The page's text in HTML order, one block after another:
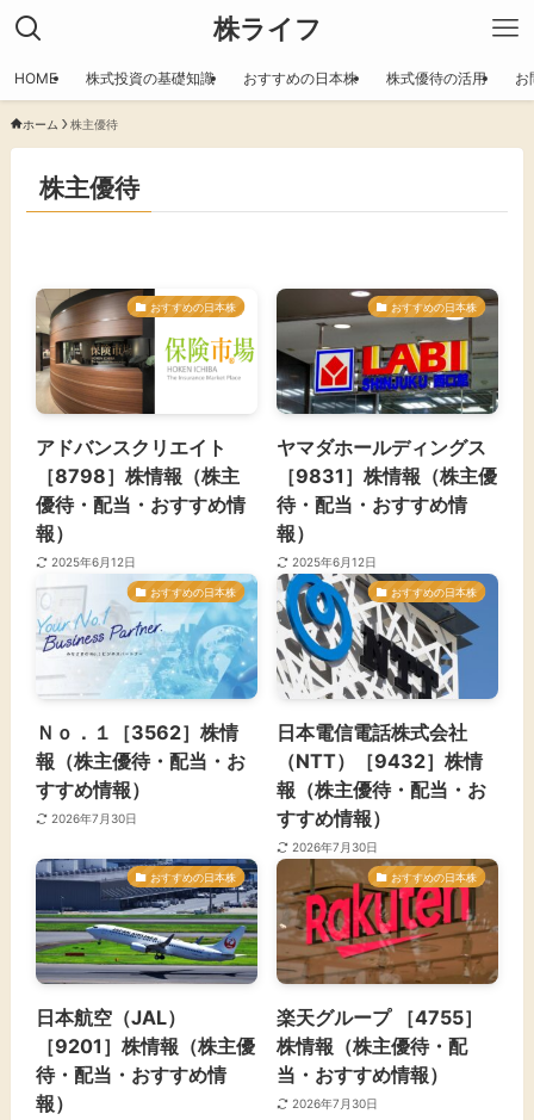
株ライフ
HOME 株式投資の基礎知識 おすすめの日本株 株式優待の活用 お
ホーム 株主優待
株主優待
おすすめの日本株
アドバンスクリエイト
［8798］株情報（株主
優待・配当・おすすめ情
報）
2025年6月12日
おすすめの日本株
ヤマダホールディングス
［9831］株情報（株主優
待・配当・おすすめ情
報）
2025年6月12日
おすすめの日本株
Ｎｏ．１［3562］株情
報（株主優待・配当・お
すすめ情報）
2026年7月30日
おすすめの日本株
日本電信電話株式会社
（NTT）［9432］株情
報（株主優待・配当・お
すすめ情報）
2026年7月30日
おすすめの日本株
日本航空（JAL）
［9201］株情報（株主優
待・配当・おすすめ情
報）
おすすめの日本株
楽天グループ ［4755］
株情報（株主優待・配
当・おすすめ情報）
2026年7月30日